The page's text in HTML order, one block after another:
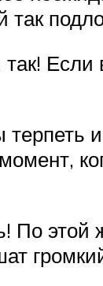
так
По этой